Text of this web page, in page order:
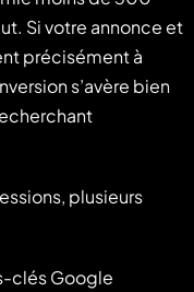
Si votre annonce et
précisément à
s’avère bien
plusieurs
clés Google